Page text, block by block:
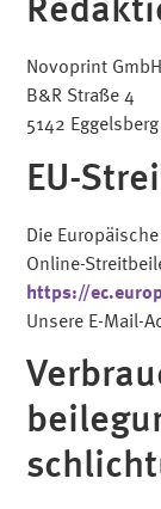
Novoprint GmbH
B&R Straße 4
5142 Eggelsberg
EU-
Die
Online-
https://
Unsere E-Mail-